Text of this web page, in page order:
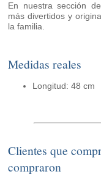
En nuestra sección
más divertidos y
la familia.
Medidas reales
Longitud: 48 cm
Clientes que
compraron